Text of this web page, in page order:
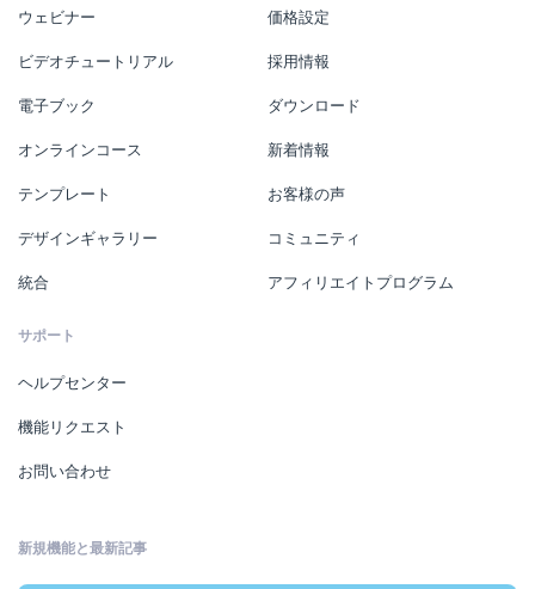
ウェビナー
ビデオチュートリアル
電子ブック
オンラインコース
テンプレート
デザインギャラリー
統合
価格設定
採用情報
ダウンロード
新着情報
お客様の声
コミュニティ
アフィリエイトプログラム
サポート
ヘルプセンター
機能リクエスト
お問い合わせ
新規機能と最新記事